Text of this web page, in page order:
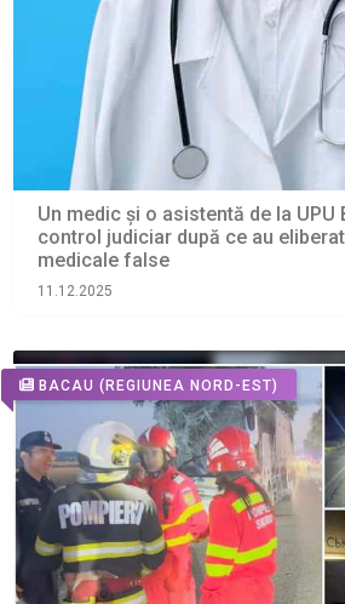
Un medic și o asistentă de la UPU
control judiciar după ce au
medicale false
11.12.2025
BACAU (REGIUNEA NORD-EST)